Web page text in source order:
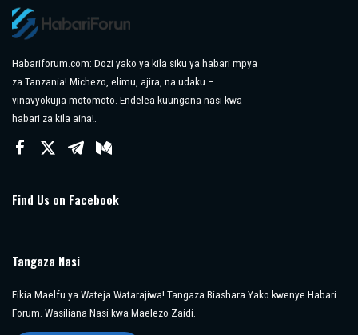
Habariforum.com: Dozi yako ya kila siku ya habari mpya
za Tanzania! Michezo, elimu, ajira, na udaku –
vinavyokujia motomoto. Endelea kuungana nasi kwa
habari za kila aina!.
Find Us on Facebook
Tangaza Nasi
Fikia Maelfu ya Wateja Watarajiwa! Tangaza Biashara Yako kwenye Habari
Forum. Wasiliana Nasi kwa Maelezo Zaidi.